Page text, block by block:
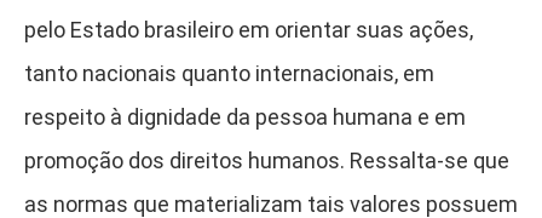
pelo Estado brasileiro em orientar suas ações,
tanto nacionais quanto internacionais, em
respeito à dignidade da pessoa humana e em
promoção dos direitos humanos. Ressalta-se que
as normas que materializam tais valores possuem